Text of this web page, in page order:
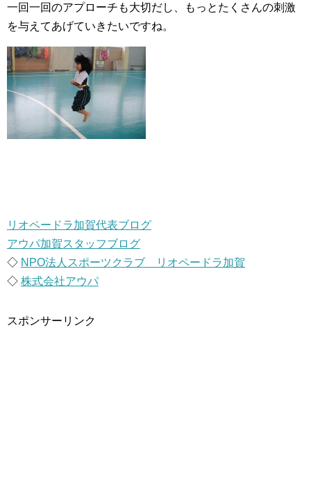
一回一回のアプローチも大切だし、もっとたくさんの刺激
を与えてあげていきたいですね。
リオペードラ加賀代表ブログ
アウパ加賀スタッフブログ
◇ NPO法人スポーツクラブ リオペードラ加賀
◇ 株式会社アウパ
スポンサーリンク